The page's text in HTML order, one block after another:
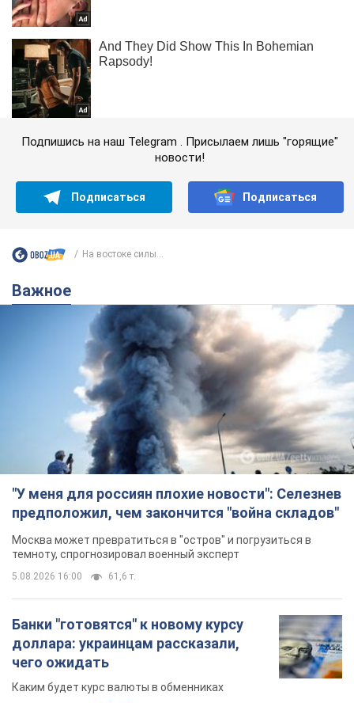
Подпишись на наш Telegram . Присылаем лишь "горящие"
новости!
Подписаться Подписаться
На востоке силы...
Важное
"У меня для россиян плохие новости": Селезнев
предположил, чем закончится "война складов"
Москва может превратиться в "остров" и погрузиться в
темноту, спрогнозировал военный эксперт
5.08.2026 16:00 61,6 т.
Банки "готовятся" к новому курсу
доллара: украинцам рассказали,
чего ожидать
Каким будет курс валюты в обменниках